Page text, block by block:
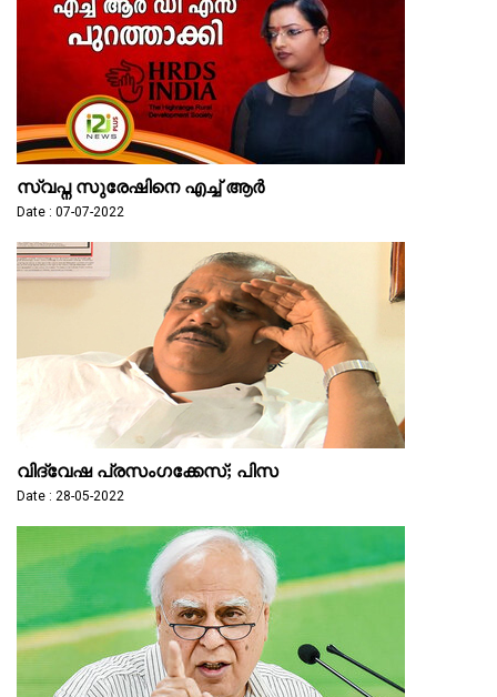
സ്വപ്ന സുരേഷിനെ എച്ച് ആർ
Date : 07-07-2022
വിദ്വേഷ പ്രസംഗക്കേസ്; പിസ
Date : 28-05-2022